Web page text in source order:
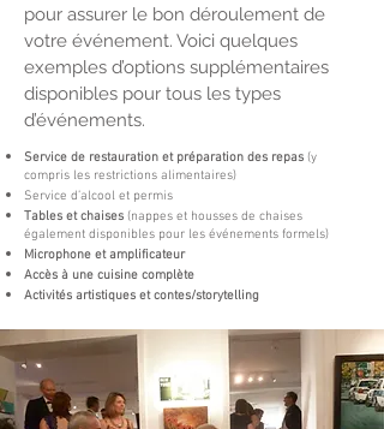
pour assurer le bon déroulement de
votre événement. Voici quelques
exemples d’options supplémentaires
disponibles pour tous les types
d’événements.
Service de restauration et préparation des repas (y
compris les restrictions alimentaires)
Service d’alcool et permis
Tables et chaises (nappes et housses de chaises
également disponibles pour les événements formels)
Microphone et amplificateur
Accès à une cuisine complète
Activités artistiques et contes/storytelling